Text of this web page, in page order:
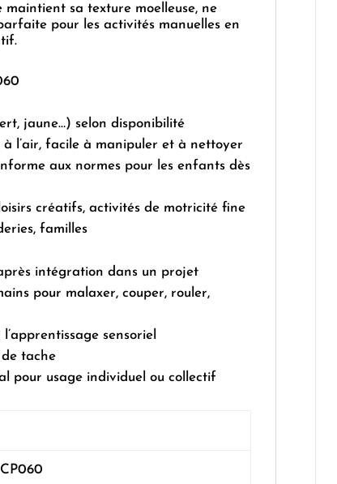
maintient sa texture moelleuse, ne
pour les activités manuelles en
jaune…) selon disponibilité
l’air, facile à manipuler et à nettoyer
aux normes pour les enfants dès
créatifs, activités de motricité fine
familles
intégration dans un projet
pour malaxer, couper, rouler,
sensoriel
tache
pour usage individuel ou collectif